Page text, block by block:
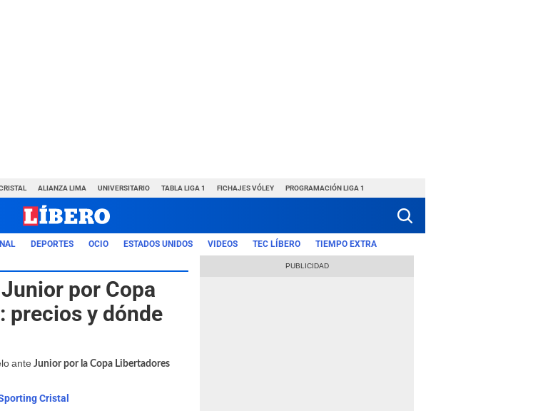
ALIANZA LIMA UNIVERSITARIO TABLA LIGA 1 FICHAJES VÓLEY PROGRAMACIÓN LIGA 1
DEPORTES OCIO ESTADOS UNIDOS VIDEOS TEC LÍBERO TIEMPO EXTRA
por Copa
precios y dónde
ante Junior por la Copa Libertadores
Cristal